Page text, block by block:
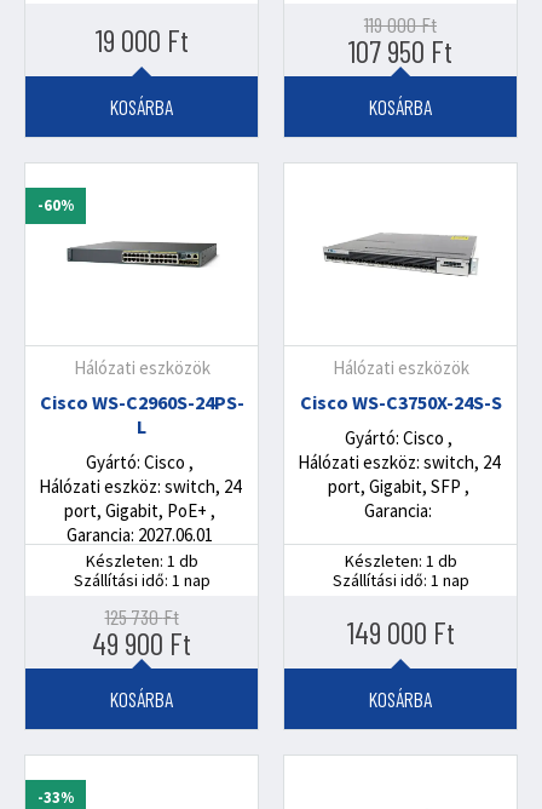
19 000 Ft
KOSÁRBA
119 000Ft
Original
price
was:
119
000 Ft.
107 950 Ft
price
107
950 Ft.
KOSÁRBA
-60%
Hálózati eszközök
Cisco WS-C2960S-24PS-
L
Gyártó: Cisco
Hálózati eszköz: switch, 24
port, Gigabit, PoE+
Garancia: 2027.06.01
Készleten: 1 db
Szállítási idő: 1 nap
125 730Ft
Original
price
was:
125
730 Ft.
49 900 Ft
price
49
900 Ft.
KOSÁRBA
Hálózati eszközök
Cisco WS-C3750X-24S-S
Gyártó: Cisco
Hálózati eszköz: switch, 24
port, Gigabit, SFP
Garancia:
Készleten: 1 db
Szállítási idő: 1 nap
149 000 Ft
KOSÁRBA
-33%